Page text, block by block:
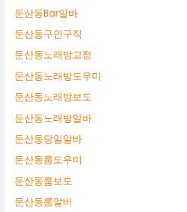
둔산동Bar알바
둔산동구인구직
둔산동노래방고정
둔산동노래방도우미
둔산동노래방보도
둔산동노래방알바
둔산동당일알바
둔산동룸도우미
둔산동룸보도
둔산동룸알바